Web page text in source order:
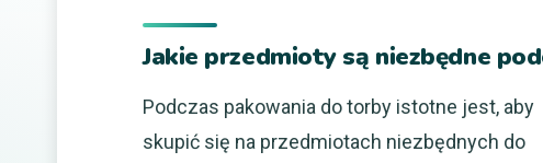
Jakie przedmioty są niezbędne
Podczas pakowania do torby istotne jest, aby
skupić się na przedmiotach niezbędnych do